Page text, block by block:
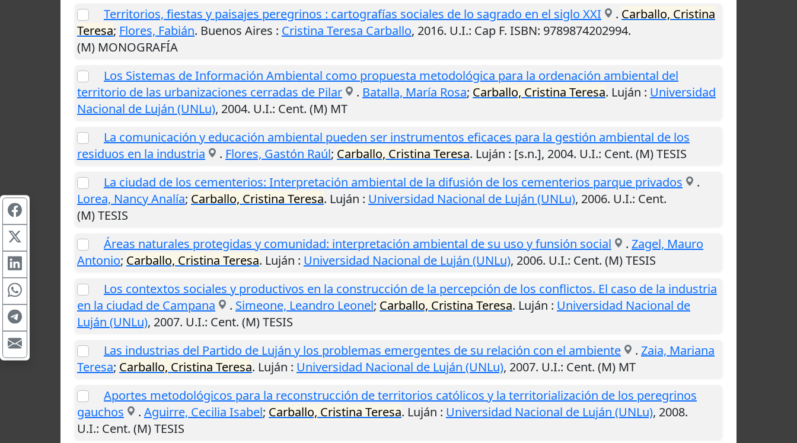
Territorios, fiestas y paisajes peregrinos : cartografías sociales de lo sagrado en el siglo XXI
. Carballo, Cristina
Teresa; Flores, Fabián. Buenos Aires : Cristina Teresa Carballo, 2016. U.I.: Cap F. ISBN: 9789874202994.
(M) MONOGRAFÍA
Los Sistemas de Información Ambiental como propuesta metodológica para la ordenación ambiental del
territorio de las urbanizaciones cerradas de Pilar
. Batalla, María Rosa; Carballo, Cristina Teresa. Luján : Universidad
Nacional de Luján (UNLu), 2004. U.I.: Cent. (M) MT
La comunicación y educación ambiental pueden ser instrumentos eficaces para la gestión ambiental de los
residuos en la industria
. Flores, Gastón Raúl; Carballo, Cristina Teresa. Luján : [s.n.], 2004. U.I.: Cent. (M) TESIS
La ciudad de los cementerios: Interpretación ambiental de la difusión de los cementerios parque privados
.
Lorea, Nancy Analía; Carballo, Cristina Teresa. Luján : Universidad Nacional de Luján (UNLu), 2006. U.I.: Cent.
(M) TESIS
Áreas naturales protegidas y comunidad: interpretación ambiental de su uso y funsión social
. Zagel, Mauro
Antonio; Carballo, Cristina Teresa. Luján : Universidad Nacional de Luján (UNLu), 2006. U.I.: Cent. (M) TESIS
Los contextos sociales y productivos en la construcción de la percepción de los conflictos. El caso de la industria
en la ciudad de Campana
. Simeone, Leandro Leonel; Carballo, Cristina Teresa. Luján : Universidad Nacional de
Luján (UNLu), 2007. U.I.: Cent. (M) TESIS
Las industrias del Partido de Luján y los problemas emergentes de su relación con el ambiente
. Zaia, Mariana
Teresa; Carballo, Cristina Teresa. Luján : Universidad Nacional de Luján (UNLu), 2007. U.I.: Cent. (M) MT
Aportes metodológicos para la reconstrucción de territorios católicos y la territorialización de los peregrinos
gauchos
. Aguirre, Cecilia Isabel; Carballo, Cristina Teresa. Luján : Universidad Nacional de Luján (UNLu), 2008.
U.I.: Cent. (M) TESIS